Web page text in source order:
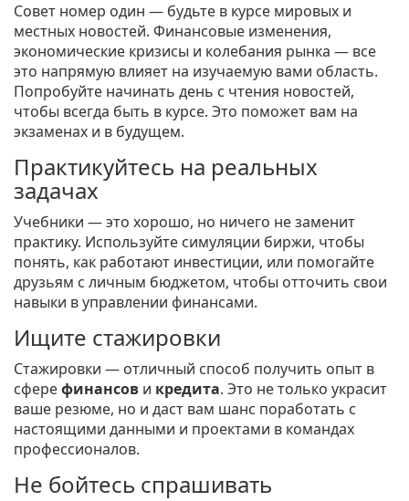
Совет номер один — будьте в курсе мировых и
местных новостей. Финансовые изменения,
экономические кризисы и колебания рынка — все
это напрямую влияет на изучаемую вами область.
Попробуйте начинать день с чтения новостей,
чтобы всегда быть в курсе. Это поможет вам на
экзаменах и в будущем.
Практикуйтесь на реальных
задачах
Учебники — это хорошо, но ничего не заменит
практику. Используйте симуляции биржи, чтобы
понять, как работают инвестиции, или помогайте
друзьям с личным бюджетом, чтобы отточить свои
навыки в управлении финансами.
Ищите стажировки
Стажировки — отличный способ получить опыт в
сферефинансов и кредита. Это не только украсит
ваше резюме, но и даст вам шанс поработать с
настоящими данными и проектами в командах
профессионалов.
Не бойтесь спрашивать